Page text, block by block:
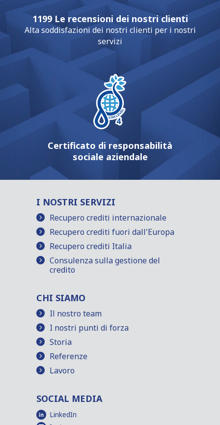
1199 Le recensioni dei nostri clienti
Alta soddisfazioni dei nostri clienti per i nostri
servizi
Certificato di responsabilità
sociale aziendale
I NOSTRI SERVIZI
Recupero crediti internazionale
Recupero crediti fuori dall'Europa
Recupero crediti Italia
Consulenza sulla gestione del
credito
CHI SIAMO
Il nostro team
I nostri punti di forza
Storia
Referenze
Lavoro
SOCIAL MEDIA
LinkedIn